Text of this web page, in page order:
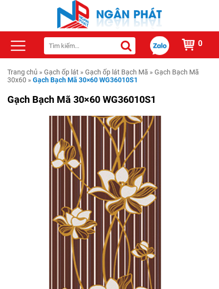
0
Trang chủ » Gạch ốp lát » Gạch ốp lát Bạch Mã » Gạch Bạch Mã
30x60 » Gạch Bạch Mã 30×60 WG36010S1
Gạch Bạch Mã 30×60 WG36010S1